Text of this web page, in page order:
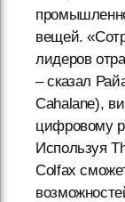
вещей.
лидеров
– сказал
Cahalane),
цифровому
Используя
Colfax